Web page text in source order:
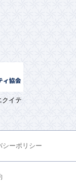
クイテ
シーポリシー